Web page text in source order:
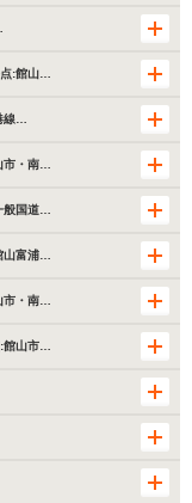
点:館山…
線…
市・南…
般国道…
山富浦…
市・南…
:館山市…